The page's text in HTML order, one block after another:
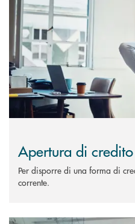
Apertura di credito
Per disporre di una forma di
corrente.